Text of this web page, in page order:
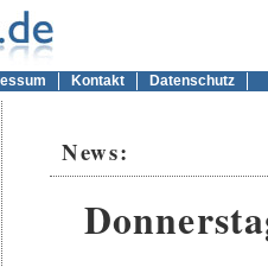
Kontakt Datenschutz
News: